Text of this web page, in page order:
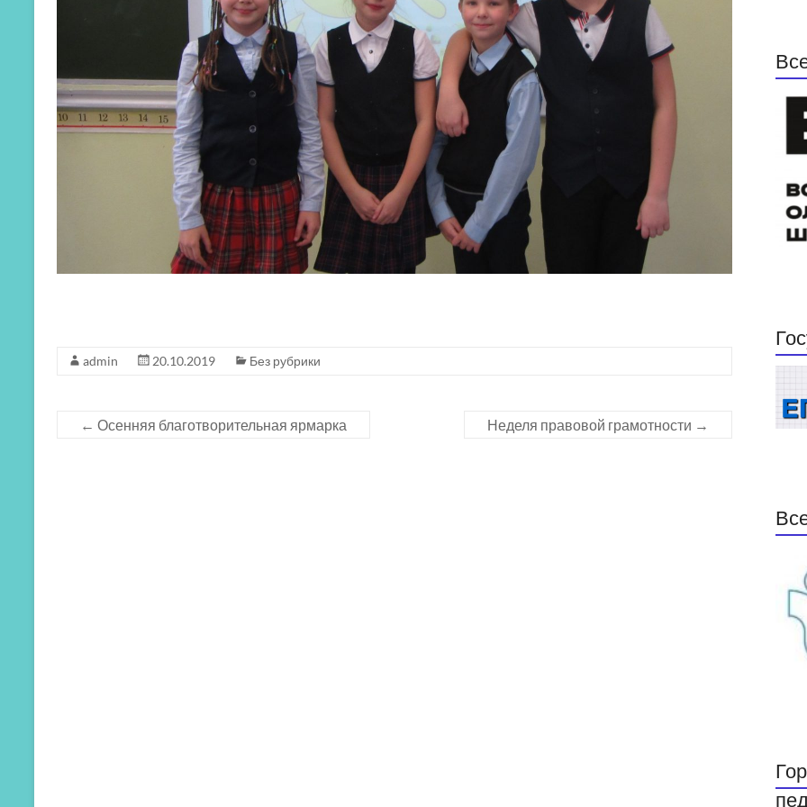
admin 20.10.2019 Без рубрики
← Осенняя благотворительная ярмарка Неделя правовой грамотности →